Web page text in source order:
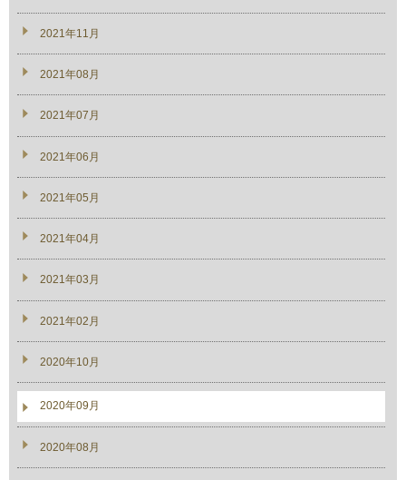
2021年11月
2021年08月
2021年07月
2021年06月
2021年05月
2021年04月
2021年03月
2021年02月
2020年10月
2020年09月
2020年08月